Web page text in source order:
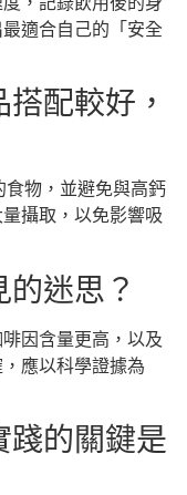
適合自己的「安全
配較好，
食物，並避免與高鈣
攝取，以免影響吸
迷思？
因含量更高，以及
應以科學證據為
踐的關鍵是